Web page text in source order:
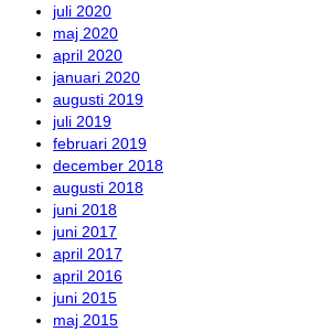
juli 2020
maj 2020
april 2020
januari 2020
augusti 2019
juli 2019
februari 2019
december 2018
augusti 2018
juni 2018
juni 2017
april 2017
april 2016
juni 2015
maj 2015